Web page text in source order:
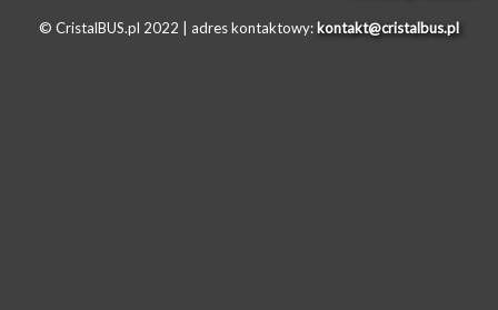
© CristalBUS.pl 2022 | adres kontaktowy: kontakt@cristalbus.pl